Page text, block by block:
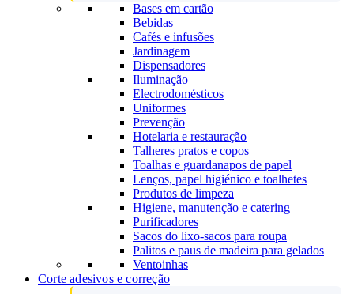
Bases em cartão
Bebidas
Cafés e infusões
Jardinagem
Dispensadores
Iluminação
Electrodomésticos
Uniformes
Prevenção
Hotelaria e restauração
Talheres pratos e copos
Toalhas e guardanapos de papel
Lenços, papel higiénico e toalhetes
Produtos de limpeza
Higiene, manutenção e catering
Purificadores
Sacos do lixo-sacos para roupa
Palitos e paus de madeira para gelados
Ventoinhas
Corte adesivos e correção